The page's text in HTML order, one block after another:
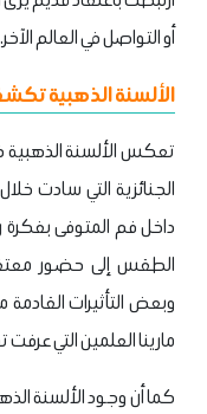
أو التواصل في العالم الآخر.
الألسنة الذهبية
تعكس الألسنة الذهبية
الجنائزية التي سادت
داخل فم المتوفى بفكرة
الطقس إلى حضور
وبعض التأثيرات
مارينا العلمين التي
كما أن وجود الألسنة